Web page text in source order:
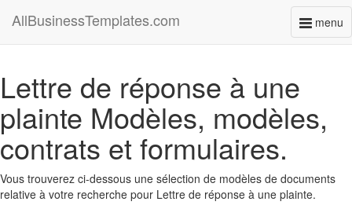
menu
AllBusinessTemplates.com
Lettre de réponse à une
plainte Modèles, modèles,
contrats et formulaires.
Vous trouverez ci-dessous une sélection de modèles de documents
relative à votre recherche pour Lettre de réponse à une plainte.